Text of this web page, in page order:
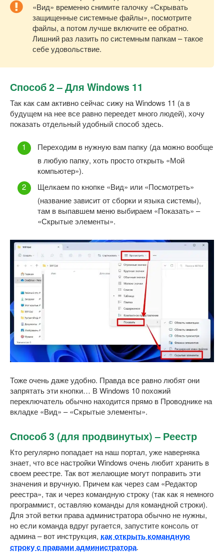
«Вид» временно снимите галочку «Скрывать
защищенные системные файлы», посмотрите
файлы, а потом лучше включите ее обратно.
Лишний раз лазить по системным папкам – такое
себе удовольствие.
Способ 2 – Для Windows 11
Так как сам активно сейчас сижу на Windows 11 (а в
будущем на нее все равно переедет много людей), хочу
показать отдельный удобный способ здесь.
Переходим в нужную вам папку (да можно вообще
в любую папку, хоть просто открыть «Мой
компьютер»).
Щелкаем по кнопке «Вид» или «Посмотреть»
(название зависит от сборки и языка системы),
там в выпавшем меню выбираем «Показать» –
«Скрытые элементы».
Тоже очень даже удобно. Правда все равно любят они
запрятать эти кнопки… В Windows 10 похожий
переключатель обычно находится прямо в Проводнике на
вкладке «Вид» – «Скрытые элементы».
Способ 3 (для продвинутых) – Реестр
Кто регулярно попадает на наш портал, уже наверняка
знает, что все настройки Windows очень любит хранить в
своем реестре. Так вот желающие могут поправить эти
значения и вручную. Причем как через сам «Редактор
реестра», так и через командную строку (так как я немного
программист, оставляю команды для командной строки).
Для этой ветки права администратора обычно не нужны,
но если команда вдруг ругается, запустите консоль от
админа – вот инструкция, как открыть командную
строку с правами администратора.